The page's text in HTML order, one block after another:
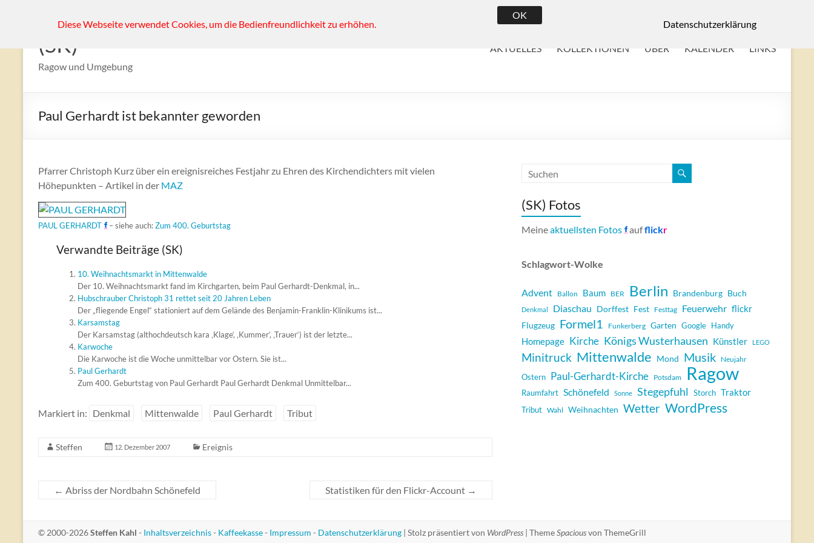
springen(SK)
Ragow und Umgebung
AKTUELLES KOLLEKTIONEN ÜBER KALENDER LINKS
Paul Gerhardt ist bekannter geworden
Pfarrer Christoph Kurz über ein ereignisreiches Festjahr zu Ehren des Kirchendichters mit vielen
Höhepunkten – Artikel in der MAZ
PAUL GERHARDT – siehe auch:Zum 400. Geburtstag
Verwandte Beiträge (SK)
10. Weihnachtsmarkt in Mittenwalde
Der 10. Weihnachtsmarkt fand im Kirchgarten, beim Paul Gerhardt-Denkmal, in...
Hubschrauber Christoph 31 rettet seit 20 Jahren Leben
Der „fliegende Engel“ stationiert auf dem Gelände des Benjamin-Franklin-Klinikums ist...
Karsamstag
Der Karsamstag (althochdeutsch kara ‚Klage‘, ‚Kummer‘, ‚Trauer‘) ist der letzte...
Karwoche
Die Karwoche ist die Woche unmittelbar vor Ostern. Sie ist...
Paul Gerhardt
Zum 400. Geburtstag von Paul Gerhardt Paul Gerhardt Denkmal Unmittelbar...
Markiert in: Denkmal Mittenwalde Paul Gerhardt Tribut
Steffen 12. Dezember 2007 Ereignis
← Abriss der Nordbahn Schönefeld Statistiken für den Flickr-Account →
(SK) Fotos
Meineaktuellsten Fotos aufflickr
Schlagwort-Wolke
Advent Ballon Baum BER Berlin Brandenburg Buch
Denkmal Diaschau Dorffest Fest Festtag Feuerwehr flickr
Flugzeug Formel1 Funkerberg Garten Google Handy
Homepage Kirche Königs Wusterhausen Künstler LEGO
Minitruck Mittenwalde Mond Musik Neujahr
Ostern Paul-Gerhardt-Kirche Potsdam Ragow
Raumfahrt Schönefeld Sonne Stegepfuhl Storch Traktor
Tribut Wahl Weihnachten Wetter WordPress
© 2000-2026Steffen Kahl - Inhaltsverzeichnis- Kaffeekasse- Impressum - Datenschutzerklärung | Stolz präsentiert von WordPress | ThemeSpaciousvon ThemeGrill
Diese Webseite verwendet Cookies, um die Bedienfreundlichkeit zu erhöhen.
OK
Datenschutzerklärung